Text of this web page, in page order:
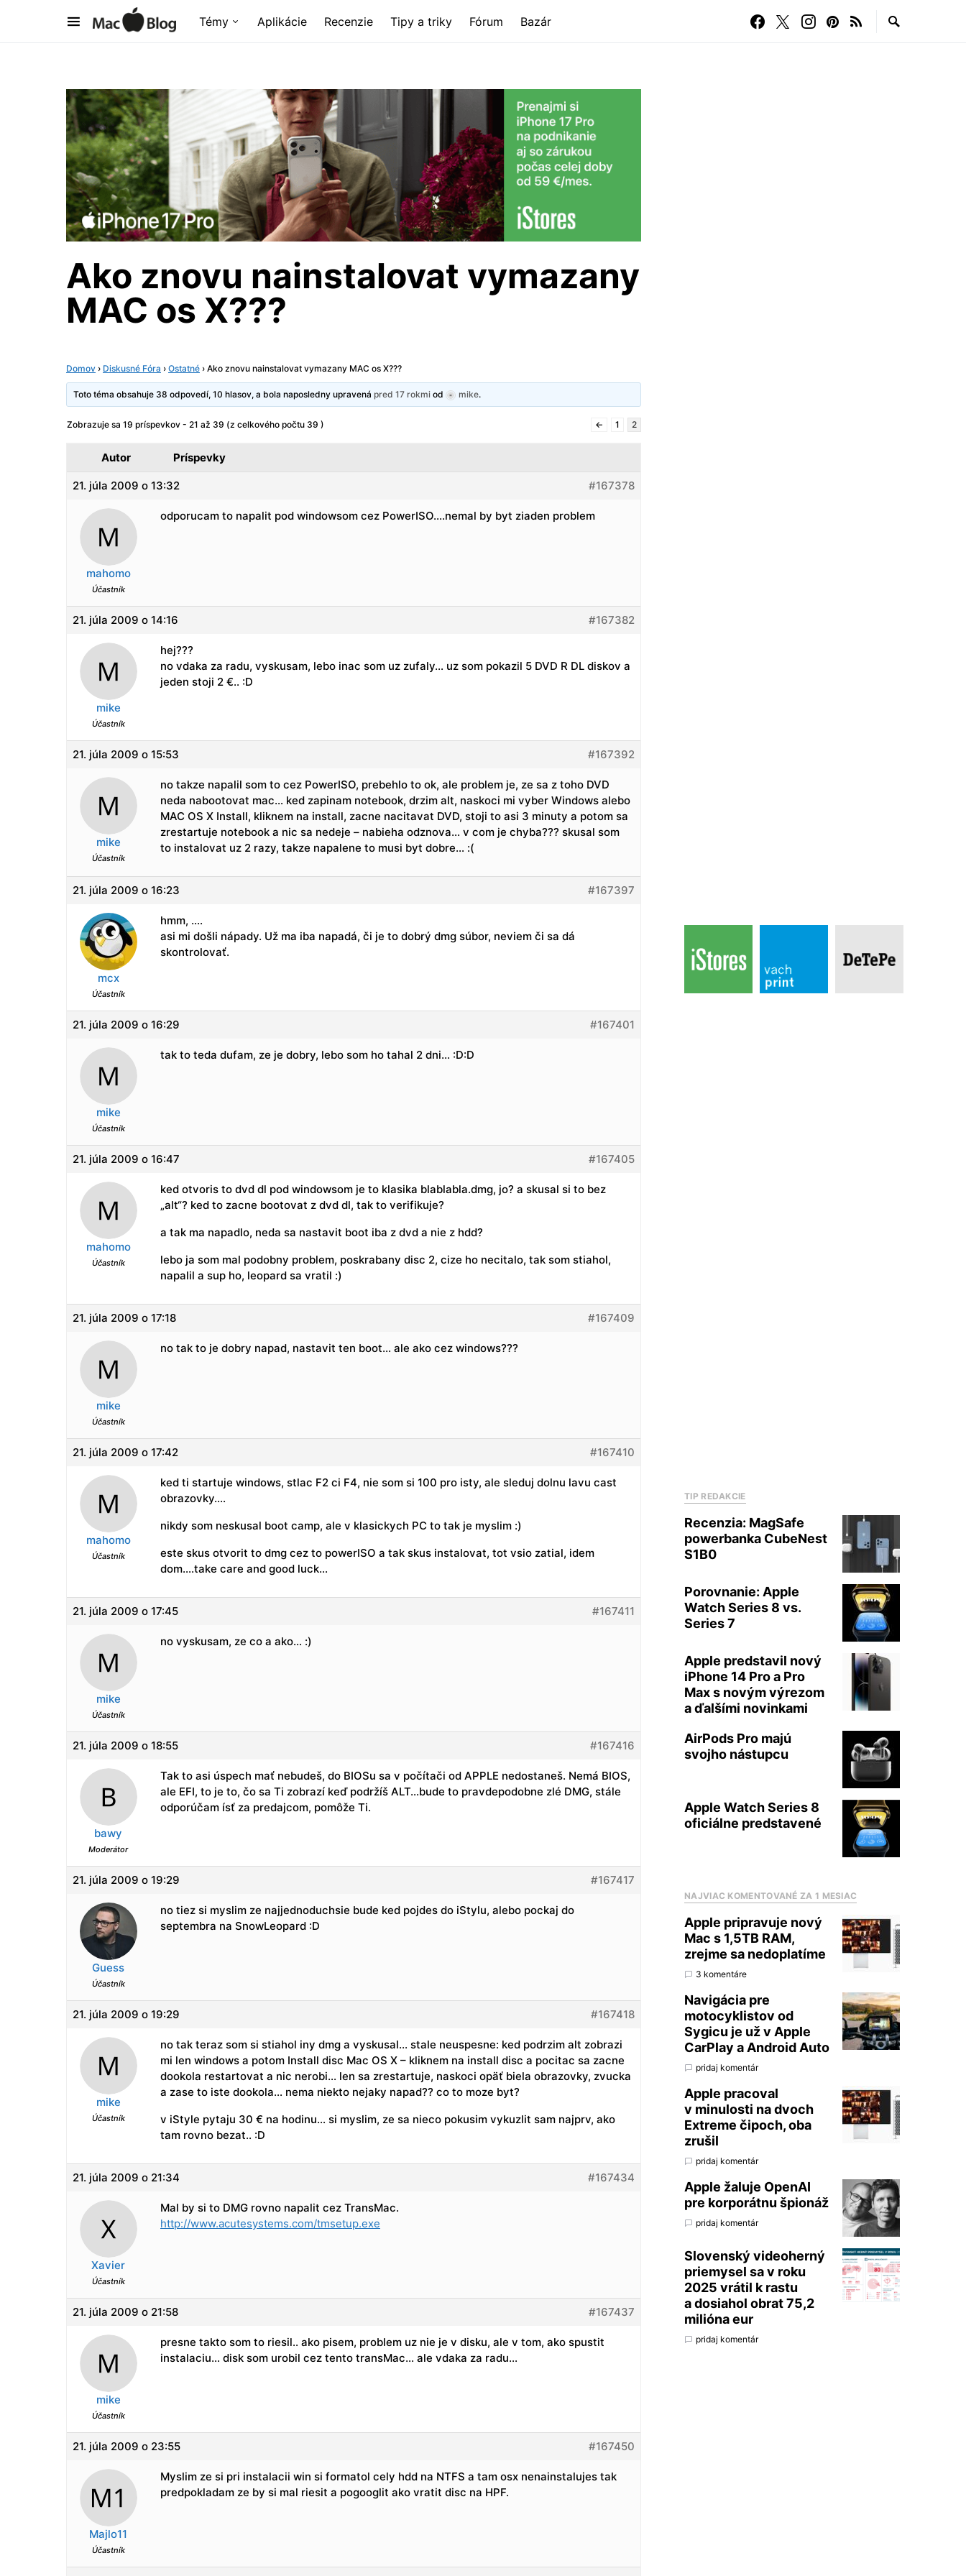
Témy Aplikácie Recenzie Tipy a triky Fórum Bazár
Ako znovu nainstalovat vymazany
MAC os X???
Domov › Diskusné Fóra › Ostatné › Ako znovu nainstalovat vymazany MAC os X???
Toto téma obsahuje 38 odpovedí, 10 hlasov, a bola naposledny upravenápred 17 rokmi od mike.
Zobrazuje sa 19 príspevkov - 21 až 39 (z celkového počtu 39 ) ← 1 2
Autor Príspevky
21. júla 2009 o 13:32 #167378
mahomo
Účastník
odporucam to napalit pod windowsom cez PowerISO….nemal by byt ziaden problem
21. júla 2009 o 14:16 #167382
mike
Účastník
hej???
no vdaka za radu, vyskusam, lebo inac som uz zufaly… uz som pokazil 5 DVD R DL diskov a
jeden stoji 2 €.. :D
21. júla 2009 o 15:53 #167392
mike
Účastník
no takze napalil som to cez PowerISO, prebehlo to ok, ale problem je, ze sa z toho DVD
neda nabootovat mac… ked zapinam notebook, drzim alt, naskoci mi vyber Windows alebo
MAC OS X Install, kliknem na install, zacne nacitavat DVD, stoji to asi 3 minuty a potom sa
zrestartuje notebook a nic sa nedeje – nabieha odznova… v com je chyba??? skusal som
to instalovat uz 2 razy, takze napalene to musi byt dobre… :(
21. júla 2009 o 16:23 #167397
mcx
Účastník
hmm, ….
asi mi došli nápady. Už ma iba napadá, či je to dobrý dmg súbor, neviem či sa dá
skontrolovať.
21. júla 2009 o 16:29 #167401
mike
Účastník
tak to teda dufam, ze je dobry, lebo som ho tahal 2 dni… :D:D
21. júla 2009 o 16:47 #167405
mahomo
Účastník
ked otvoris to dvd dl pod windowsom je to klasika blablabla.dmg, jo? a skusal si to bez
„alt“? ked to zacne bootovat z dvd dl, tak to verifikuje?
a tak ma napadlo, neda sa nastavit boot iba z dvd a nie z hdd?
lebo ja som mal podobny problem, poskrabany disc 2, cize ho necitalo, tak som stiahol,
napalil a sup ho, leopard sa vratil :)
21. júla 2009 o 17:18 #167409
mike
Účastník
no tak to je dobry napad, nastavit ten boot… ale ako cez windows???
21. júla 2009 o 17:42 #167410
mahomo
Účastník
ked ti startuje windows, stlac F2 ci F4, nie som si 100 pro isty, ale sleduj dolnu lavu cast
obrazovky….
nikdy som neskusal boot camp, ale v klasickych PC to tak je myslim :)
este skus otvorit to dmg cez to powerISO a tak skus instalovat, tot vsio zatial, idem
dom….take care and good luck…
21. júla 2009 o 17:45 #167411
mike
Účastník
no vyskusam, ze co a ako… :)
21. júla 2009 o 18:55 #167416
bawy
Moderátor
Tak to asi úspech mať nebudeš, do BIOSu sa v počítači od APPLE nedostaneš. Nemá BIOS,
ale EFI, to je to, čo sa Ti zobrazí keď podržíš ALT…bude to pravdepodobne zlé DMG, stále
odporúčam ísť za predajcom, pomôže Ti.
21. júla 2009 o 19:29 #167417
Guess
Účastník
no tiez si myslim ze najjednoduchsie bude ked pojdes do iStylu, alebo pockaj do
septembra na SnowLeopard :D
21. júla 2009 o 19:29 #167418
mike
Účastník
no tak teraz som si stiahol iny dmg a vyskusal… stale neuspesne: ked podrzim alt zobrazi
mi len windows a potom Install disc Mac OS X – kliknem na install disc a pocitac sa zacne
dookola restartovat a nic nerobi… len sa zrestartuje, naskoci opäť biela obrazovky, zvucka
a zase to iste dookola… nema niekto nejaky napad?? co to moze byt?
v iStyle pytaju 30 € na hodinu… si myslim, ze sa nieco pokusim vykuzlit sam najprv, ako
tam rovno bezat.. :D
21. júla 2009 o 21:34 #167434
Xavier
Účastník
Mal by si to DMG rovno napalit cez TransMac.
http://www.acutesystems.com/tmsetup.exe
21. júla 2009 o 21:58 #167437
mike
Účastník
presne takto som to riesil.. ako pisem, problem uz nie je v disku, ale v tom, ako spustit
instalaciu… disk som urobil cez tento transMac… ale vdaka za radu…
21. júla 2009 o 23:55 #167450
Majlo11
Účastník
Myslim ze si pri instalacii win si formatol cely hdd na NTFS a tam osx nenainstalujes tak
predpokladam ze by si mal riesit a pogooglit ako vratit disc na HPF.
TIP REDAKCIE
Recenzia: MagSafe
powerbanka CubeNest
S1B0
Porovnanie: Apple
Watch Series 8 vs.
Series 7
Apple predstavil nový
iPhone 14 Pro a Pro
Max s novým výrezom
a ďalšími novinkami
AirPods Pro majú
svojho nástupcu
Apple Watch Series 8
oficiálne predstavené
NAJVIAC KOMENTOVANÉ ZA 1 MESIAC
Apple pripravuje nový
Mac s 1,5TB RAM,
zrejme sa nedoplatíme
3 komentáre
Navigácia pre
motocyklistov od
Sygicu je už v Apple
CarPlay a Android Auto
pridaj komentár
Apple pracoval
v minulosti na dvoch
Extreme čipoch, oba
zrušil
pridaj komentár
Apple žaluje OpenAI
pre korporátnu špionáž
pridaj komentár
Slovenský videoherný
priemysel sa v roku
2025 vrátil k rastu
a dosiahol obrat 75,2
milióna eur
pridaj komentár